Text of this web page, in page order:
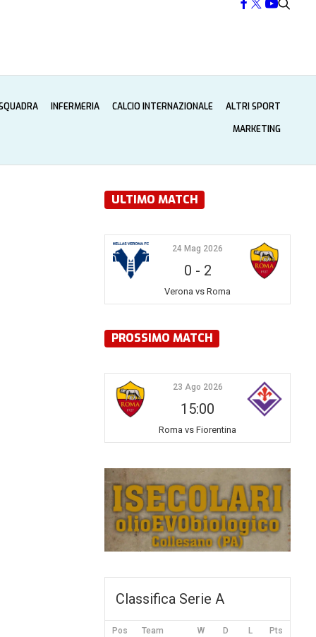
INFERMERIA CALCIO INTERNAZIONALE
ALTRI SPORT
MARKETING
ULTIMO MATCH
24 Mag 2026
0 - 2
Verona vs Roma
PROSSIMO MATCH
23 Ago 2026
15:00
Roma vs Fiorentina
Classifica Serie A
Pos Team W D L Pts